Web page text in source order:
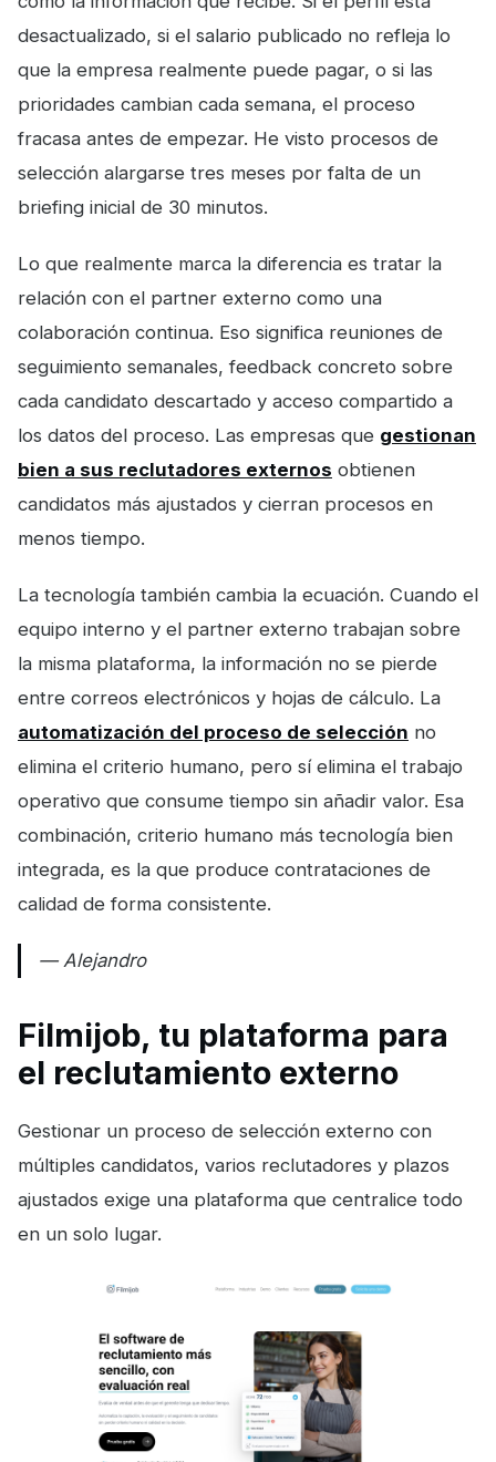
desactualizado, si el salario publicado no refleja lo
que la empresa realmente puede pagar, o si las
prioridades cambian cada semana, el proceso
fracasa antes de empezar. He visto procesos de
selección alargarse tres meses por falta de un
briefing inicial de 30 minutos.
Lo que realmente marca la diferencia es tratar la
relación con el partner externo como una
colaboración continua. Eso significa reuniones de
seguimiento semanales, feedback concreto sobre
cada candidato descartado y acceso compartido a
los datos del proceso. Las empresas que gestionan
bien a sus reclutadores externos obtienen
candidatos más ajustados y cierran procesos en
menos tiempo.
La tecnología también cambia la ecuación. Cuando el
equipo interno y el partner externo trabajan sobre
la misma plataforma, la información no se pierde
entre correos electrónicos y hojas de cálculo. La
automatización del proceso de selección no
elimina el criterio humano, pero sí elimina el trabajo
operativo que consume tiempo sin añadir valor. Esa
combinación, criterio humano más tecnología bien
integrada, es la que produce contrataciones de
calidad de forma consistente.
— Alejandro
Filmijob, tu plataforma para
el reclutamiento externo
Gestionar un proceso de selección externo con
múltiples candidatos, varios reclutadores y plazos
ajustados exige una plataforma que centralice todo
en un solo lugar.